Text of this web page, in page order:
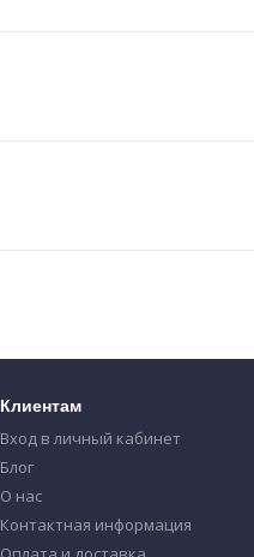
Клиентам
Вход в личный кабинет
Блог
О нас
Контактная информация